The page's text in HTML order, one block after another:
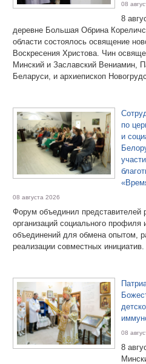
08
8
деревне Большая Обрина
области состоялось освящение
Воскресения Христова. Чин
Минский и Заславский Вениамин,
Беларуси, и архиепископ
по
и
08 августа 2026
Форум объединил представителей
организаций социального профиля
объединений для обмена опытом,
реализации совместных инициатив.
08
8